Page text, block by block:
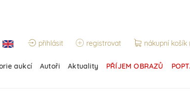
přihlásit registrovat nákupní košík
aukcí Autoři Aktuality PŘÍJEM OBRAZŮ